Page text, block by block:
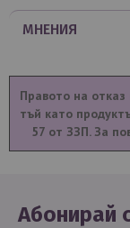
МНЕНИЯ
Правото на
тъй като
57 от ЗЗП. За
Абонирай